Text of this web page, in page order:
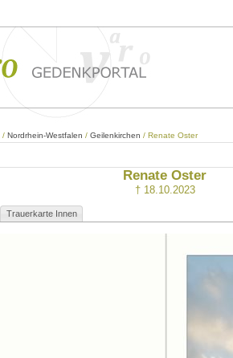
/ Nordrhein-Westfalen / Geilenkirchen / Renate Oster
Renate Oster
† 18.10.2023
Trauerkarte Innen